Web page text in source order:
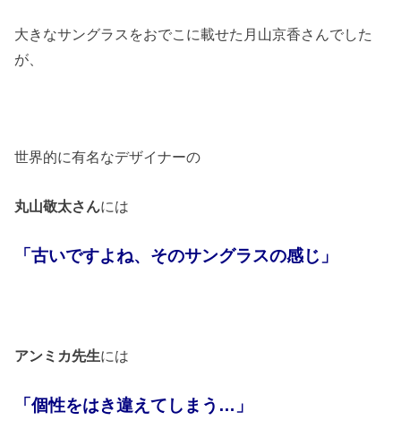
大きなサングラスをおでこに載せた月山京香さんでした
が、
世界的に有名なデザイナーの
丸山敬太さんには
「古いですよね、そのサングラスの感じ」
アンミカ先生には
「個性をはき違えてしまう … 」